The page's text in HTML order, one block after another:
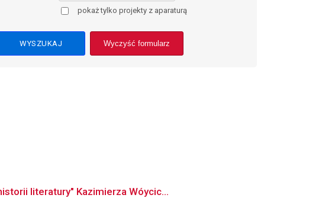
pokaż tylko projekty z aparaturą
Wyczyść formularz
literatury" Kazimierza Wóycic...